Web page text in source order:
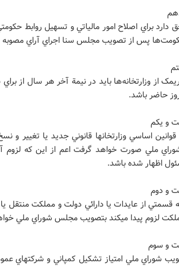
براي اصلاح امور مالياتي و تسهيل روابط
پس از تصويب مجلس سنا اجراي آراي مصوبه
از وزارتخانه‌ها بايد در نيمة آخر هر سال از
حاضر باشد.
اساسي وزارتخانها قانوني جديد يا تغيير و
ملي صورت خواهد گرفت اعم از اين که لزوم
اظهار شده باشد.
قسمتي از عايدات يا دارائي دولت و مملکت منتقل
لزوم پيدا ميکند بتصويب مجلس شوراي ملي
شوراي ملي امتياز تشکيل کمپاني و شرکتهاي